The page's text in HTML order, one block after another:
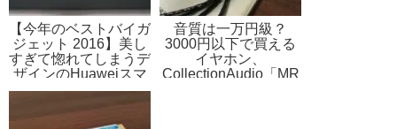
【今年のベストバイガ
ジェット 2016】美し
すぎて惚れてしまうデ
ザインのHuaweiスマ
ホ
音質は一万円級？
3000円以下で買える
イヤホン、
CollectionAudio「MR